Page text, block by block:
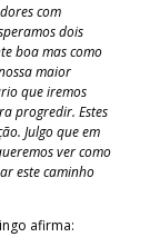
com
dois
boa mas como
maior
que iremos
progredir. Estes
Julgo que em
ver como
este caminho
afirma: